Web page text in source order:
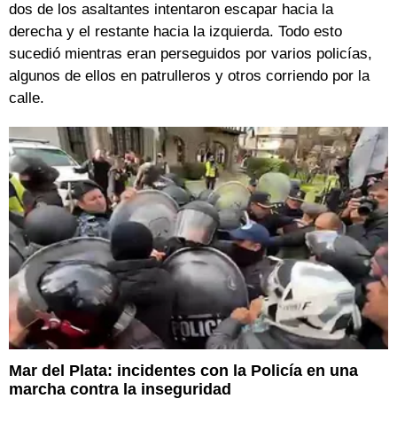
dos de los asaltantes intentaron escapar hacia la
derecha y el restante hacia la izquierda. Todo esto
sucedió mientras eran perseguidos por varios policías,
algunos de ellos en patrulleros y otros corriendo por la
calle.
Mar del Plata: incidentes con la Policía en una
marcha contra la inseguridad